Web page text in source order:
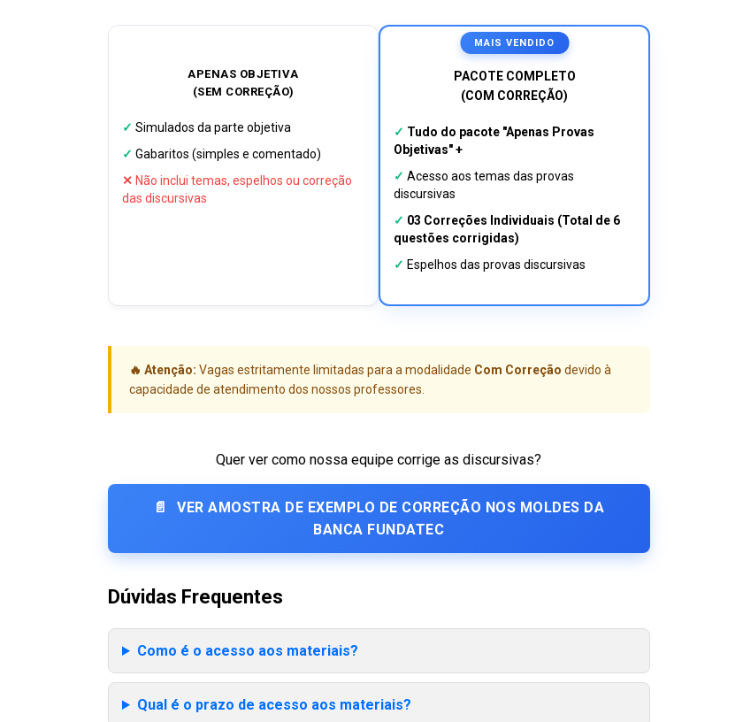
APENAS OBJETIVA
(SEM CORREÇÃO)
✓ Simulados da parte objetiva
✓ Gabaritos (simples e comentado)
✕ Não inclui temas, espelhos ou correção
das discursivas
MAIS VENDIDO
PACOTE COMPLETO
(COM CORREÇÃO)
✓ Tudo do pacote "Apenas Provas
Objetivas" +
✓ Acesso aos temas das provas
discursivas
✓ 03 Correções Individuais (Total de 6
questões corrigidas)
✓ Espelhos das provas discursivas
🔥 Atenção: Vagas estritamente limitadas para a modalidade Com Correção devido à
capacidade de atendimento dos nossos professores.
Quer ver como nossa equipe corrige as discursivas?
📄
VER AMOSTRA DE EXEMPLO DE CORREÇÃO NOS MOLDES DA
BANCA FUNDATEC
Dúvidas Frequentes
Como é o acesso aos materiais?
Qual é o prazo de acesso aos materiais?